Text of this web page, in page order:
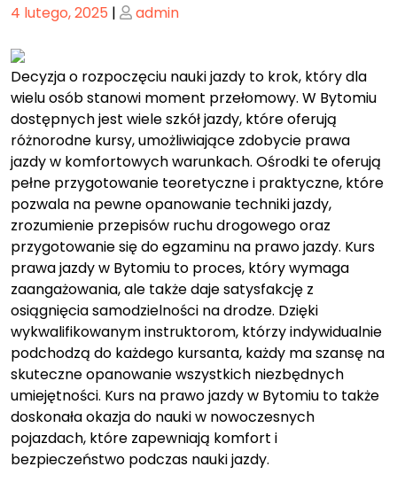
Posted
4 lutego, 2025 | Posted
admin
Decyzja o rozpoczęciu nauki jazdy to krok, który dla
wielu osób stanowi moment przełomowy. W Bytomiu
dostępnych jest wiele szkół jazdy, które oferują
różnorodne kursy, umożliwiające zdobycie prawa
jazdy w komfortowych warunkach. Ośrodki te oferują
pełne przygotowanie teoretyczne i praktyczne, które
pozwala na pewne opanowanie techniki jazdy,
zrozumienie przepisów ruchu drogowego oraz
przygotowanie się do egzaminu na prawo jazdy. Kurs
prawa jazdy w Bytomiu to proces, który wymaga
zaangażowania, ale także daje satysfakcję z
osiągnięcia samodzielności na drodze. Dzięki
wykwalifikowanym instruktorom, którzy indywidualnie
podchodzą do każdego kursanta, każdy ma szansę na
skuteczne opanowanie wszystkich niezbędnych
umiejętności. Kurs na prawo jazdy w Bytomiu to także
doskonała okazja do nauki w nowoczesnych
pojazdach, które zapewniają komfort i
bezpieczeństwo podczas nauki jazdy.